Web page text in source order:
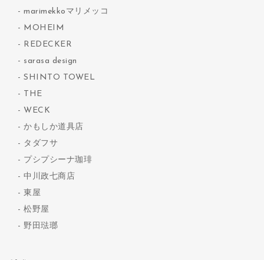
marimekkoマリメッコ
MOHEIM
REDECKER
sarasa design
SHINTO TOWEL
THE
WECK
かもしか道具店
タダフサ
プシプシーナ珈琲
中川政七商店
東屋
松野屋
野田琺瑯